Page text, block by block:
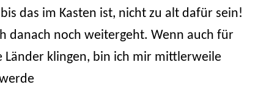
das im Kasten ist, nicht zu alt dafür sein!
danach noch weitergeht. Wenn auch für
Länder klingen, bin ich mir mittlerweile